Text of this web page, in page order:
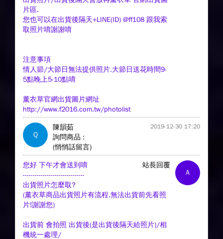
片區.
您也可以在出貨後隔天+LINE(ID) @ff108 跟我索
取照片唷謝謝唷
注意事項
情人節/大節日無法提供照片.大節日送花時間9-
5點晚上5-10點唷
薰衣草官網出貨圖片網址
http://www.f2016.com.tw/photolist
Q
陳韻茹 2019-12-30 17:20
詢問商品 :
(悄悄話留言)
A
站長回覆
您好 下午才會送到唷
-------------------------------
出貨照片怎麼取?
(薰衣草商品出貨照片有流程.無法出貨前先看照
片!謝謝您)
出貨前 會拍照 出貨後(是出貨後隔天給照片)/相
機統一處理/